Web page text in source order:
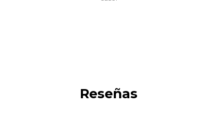
Reseñas